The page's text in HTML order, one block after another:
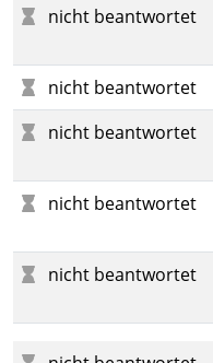
nicht beantwortet
nicht beantwortet
nicht beantwortet
nicht beantwortet
nicht beantwortet